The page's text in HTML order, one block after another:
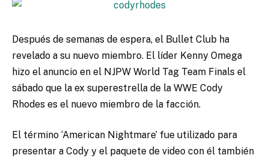
Después de semanas de espera, el Bullet Club ha
revelado a su nuevo miembro. El líder Kenny Omega
hizo el anuncio en el NJPW World Tag Team Finals el
sábado que la ex superestrella de la WWE Cody
Rhodes es el nuevo miembro de la facción.
El término ‘American Nightmare’ fue utilizado para
presentar a Cody y el paquete de video con él también